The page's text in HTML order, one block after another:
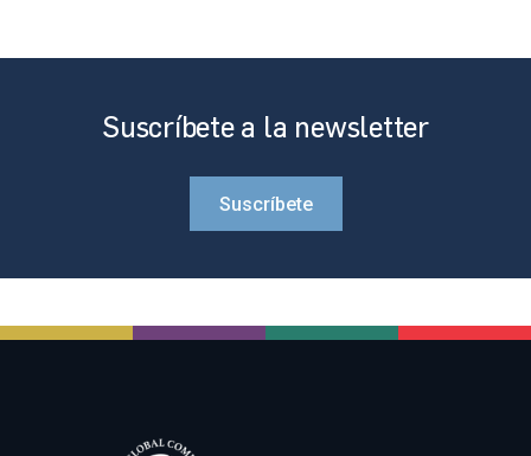
Suscríbete a la newsletter
Suscríbete